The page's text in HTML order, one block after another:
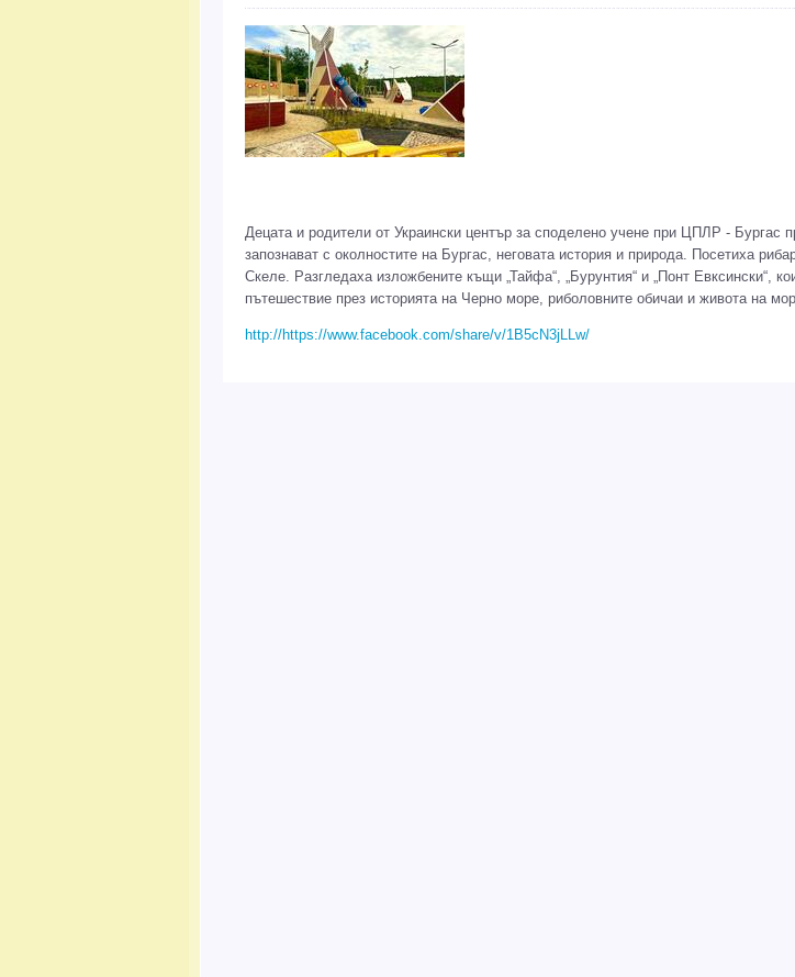
Децата и родители от Украински център за споделено учене при ЦПЛР - Бургас
запознават с околностите на Бургас, неговата история и природа. Посетиха
Скеле. Разгледаха изложбените къщи „Тайфа“, „Бурунтия“ и „Понт Евксински“,
пътешествие през историята на Черно море, риболовните обичаи и живота на
http://https://www.facebook.com/share/v/1B5cN3jLLw/